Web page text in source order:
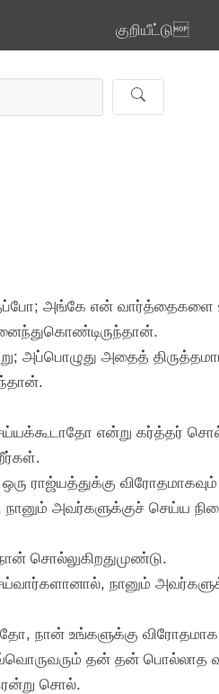
குறியீட்டு
அங்கே என் வார்த்தைகளை
அதைத்
என்று கர்த்தர்
ஒரு ராஜ்யத்துக்கு
அவர்களுக்குச் செய்ய
சொல்லுகிறதுமுண்டு.
நானும்
நான் உங்களுக்கு விரோதமாக
தன் தன் பொல்லாத
சொல்.